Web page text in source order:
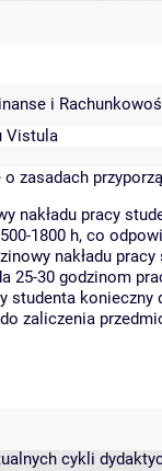
i
Vistula
zasadach
nakładu pracy
1800 h, co
nakładu
25-30 godzinom
studenta
zaliczenia
cykli